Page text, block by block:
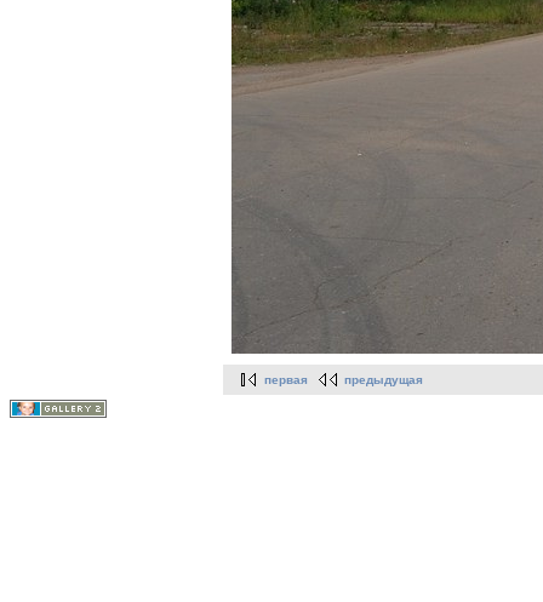
первая предыдущая